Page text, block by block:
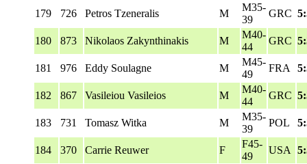
179 726 Petros Tzeneralis M
M35-
39
GRC
180 873 Nikolaos Zakynthinakis M
M40-
44
GRC
181 976 Eddy Soulagne M
M45-
49
FRA
182 867 Vasileiou Vasileios M
M40-
44
GRC
183 731 Tomasz Witka M
M35-
39
POL
184 370 Carrie Reuwer F
F45-
49
USA